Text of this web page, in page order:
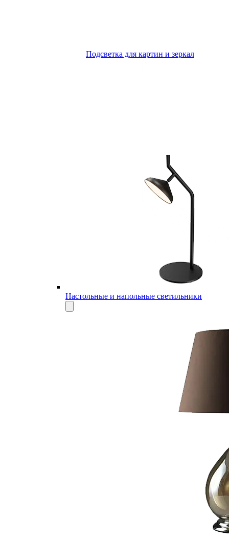
Подсветка для картин и зеркал
Настольные и напольные светильники